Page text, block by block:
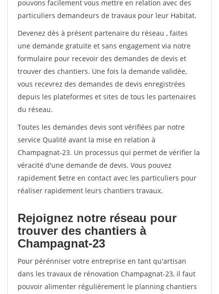
pouvons facilement vous mettre en relation avec des
particuliers demandeurs de travaux pour leur Habitat.
Devenez dès à présent partenaire du réseau , faites
une demande gratuite et sans engagement via notre
formulaire pour recevoir des demandes de devis et
trouver des chantiers. Une fois la demande validée,
vous recevrez des demandes de devis enregistrées
depuis les plateformes et sites de tous les partenaires
du réseau.
Toutes les demandes devis sont vérifiées par notre
service Qualité avant la mise en relation à
Champagnat-23. Un processus qui permet de vérifier la
véracité d'une demande de devis. Vous pouvez
rapidement $etre en contact avec les particuliers pour
réaliser rapidement leurs chantiers travaux.
Rejoignez notre réseau pour
trouver des chantiers à
Champagnat-23
Pour pérénniser votre entreprise en tant qu'artisan
dans les travaux de rénovation Champagnat-23, il faut
pouvoir alimenter régulièrement le planning chantiers